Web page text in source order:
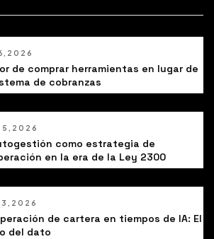
de comprar herramientas en lugar de
de cobranzas
como estrategia de
en la era de la Ley 2300
de cartera en tiempos de IA: El
del dato